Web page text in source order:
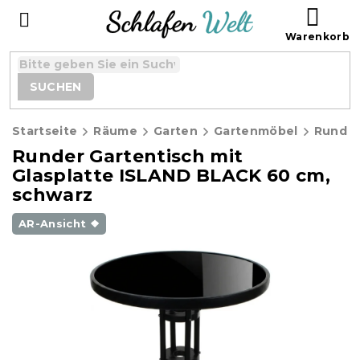
SUCHEN
Startseite Räume Garten Gartenmöbel
Runder Gartentisch mit
Glasplatte ISLAND BLACK 60 cm,
schwarz
AR-Ansicht ❖